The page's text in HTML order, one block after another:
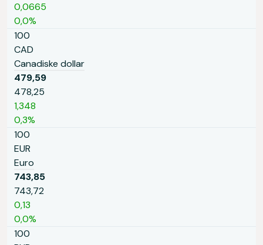
0,0665
0,0%
100
CAD
Canadiske dollar
479,59
478,25
1,348
0,3%
100
EUR
Euro
743,85
743,72
0,13
0,0%
100